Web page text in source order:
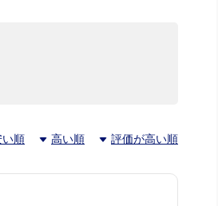
い順 高い順 評価が高い順